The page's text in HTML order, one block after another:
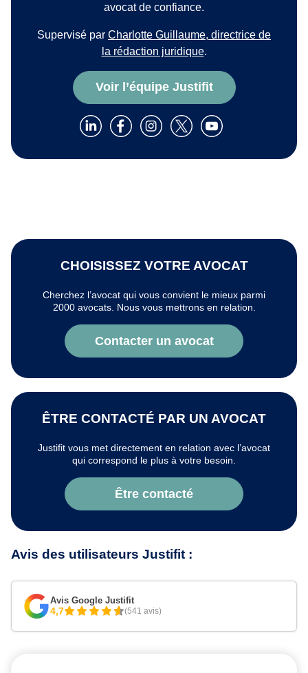
avocat de confiance.
Supervisé par Charlotte Guillaume, directrice de
la rédaction juridique.
Voir l’équipe Justifit
CHOISISSEZ VOTRE AVOCAT
Cherchez l’avocat qui vous convient le mieux parmi
2000 avocats. Nous vous mettrons en relation.
Contacter un avocat
ÊTRE CONTACTÉ PAR UN AVOCAT
Justifit vous met directement en relation avec l’avocat
qui correspond le plus à votre besoin.
Être contacté
Avis des utilisateurs Justifit :
Avis Google Justifit
4,7 (541 avis)